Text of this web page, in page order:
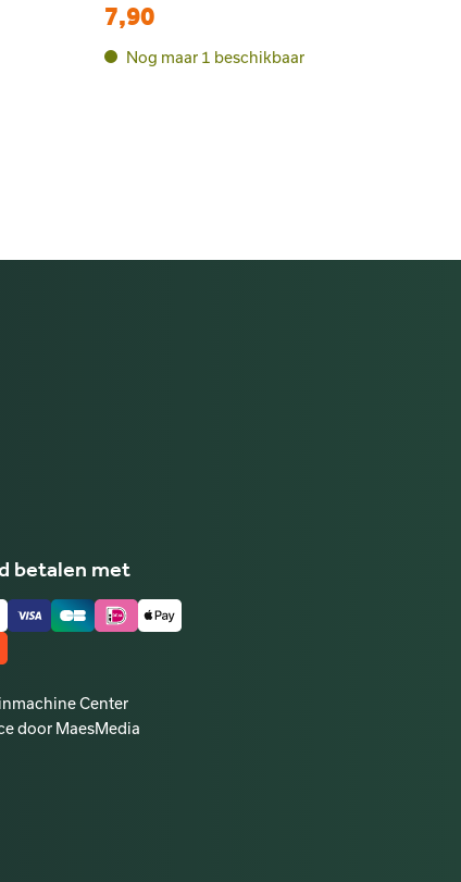
7,90
Nog maar 1 beschikbaar
betalen met
Center
door MaesMedia